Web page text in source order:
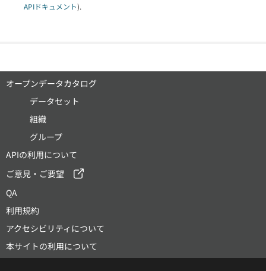
APIドキュメント).
オープンデータカタログ
データセット
組織
グループ
APIの利用について
ご意見・ご要望
QA
利用規約
アクセシビリティについて
本サイトの利用について